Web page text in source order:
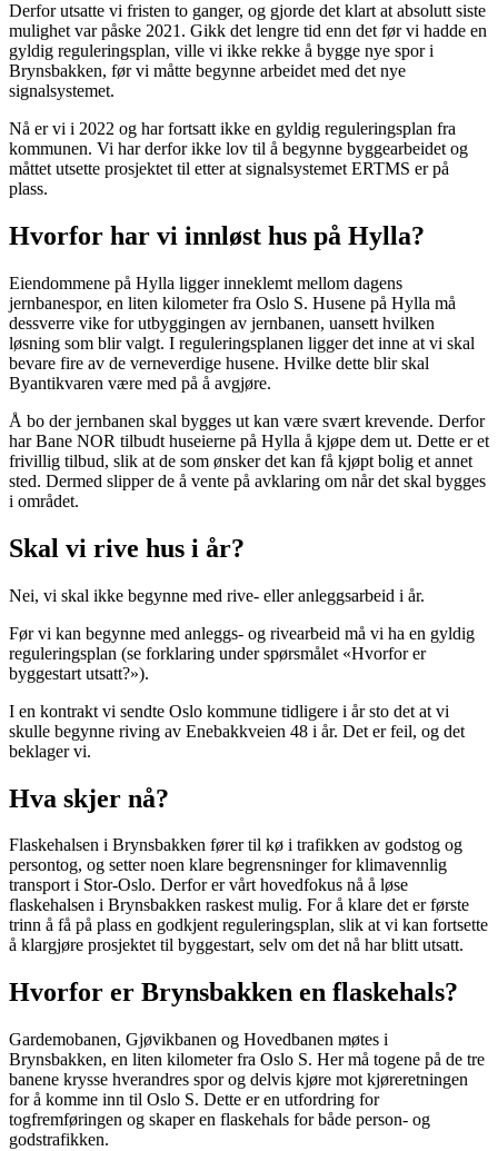
Derfor utsatte vi fristen to ganger, og gjorde det klart at absolutt siste
mulighet var påske 2021. Gikk det lengre tid enn det før vi hadde en
gyldig reguleringsplan, ville vi ikke rekke å bygge nye spor i
Brynsbakken, før vi måtte begynne arbeidet med det nye
signalsystemet.
Nå er vi i 2022 og har fortsatt ikke en gyldig reguleringsplan fra
kommunen. Vi har derfor ikke lov til å begynne byggearbeidet og
måttet utsette prosjektet til etter at signalsystemet ERTMS er på
plass.
Hvorfor har vi innløst hus på Hylla?
Eiendommene på Hylla ligger inneklemt mellom dagens
jernbanespor, en liten kilometer fra Oslo S. Husene på Hylla må
dessverre vike for utbyggingen av jernbanen, uansett hvilken
løsning som blir valgt. I reguleringsplanen ligger det inne at vi skal
bevare fire av de verneverdige husene. Hvilke dette blir skal
Byantikvaren være med på å avgjøre.
Å bo der jernbanen skal bygges ut kan være svært krevende. Derfor
har Bane NOR tilbudt huseierne på Hylla å kjøpe dem ut. Dette er et
frivillig tilbud, slik at de som ønsker det kan få kjøpt bolig et annet
sted. Dermed slipper de å vente på avklaring om når det skal bygges
i området.
Skal vi rive hus i år?
Nei, vi skal ikke begynne med rive- eller anleggsarbeid i år.
Før vi kan begynne med anleggs- og rivearbeid må vi ha en gyldig
reguleringsplan (se forklaring under spørsmålet «Hvorfor er
byggestart utsatt?»).
I en kontrakt vi sendte Oslo kommune tidligere i år sto det at vi
skulle begynne riving av Enebakkveien 48 i år. Det er feil, og det
beklager vi.
Hva skjer nå?
Flaskehalsen i Brynsbakken fører til kø i trafikken av godstog og
persontog, og setter noen klare begrensninger for klimavennlig
transport i Stor-Oslo. Derfor er vårt hovedfokus nå å løse
flaskehalsen i Brynsbakken raskest mulig. For å klare det er første
trinn å få på plass en godkjent reguleringsplan, slik at vi kan fortsette
å klargjøre prosjektet til byggestart, selv om det nå har blitt utsatt.
Hvorfor er Brynsbakken en flaskehals?
Gardemobanen, Gjøvikbanen og Hovedbanen møtes i
Brynsbakken, en liten kilometer fra Oslo S. Her må togene på de tre
banene krysse hverandres spor og delvis kjøre mot kjøreretningen
for å komme inn til Oslo S. Dette er en utfordring for
togfremføringen og skaper en flaskehals for både person- og
godstrafikken.